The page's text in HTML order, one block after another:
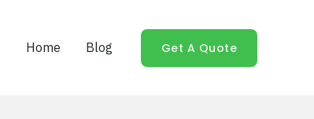
Home Blog Get A Quote